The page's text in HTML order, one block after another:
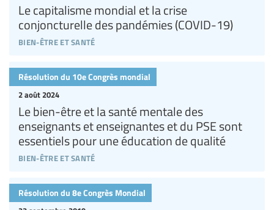
bien-être et santé
Le capitalisme mondial et la crise
conjoncturelle des pandémies (COVID-19)
bien-être et santé
2 août 2024
Le bien-être et la santé mentale des
enseignants et enseignantes et du PSE sont
essentiels pour une éducation de qualité
Résolution du 10e Congrès mondial
Résolution du 8e Congrès Mondial